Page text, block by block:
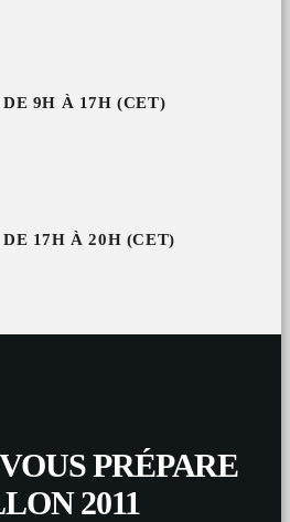
DE 9H À 17H (CET)
17H À 20H (CET)
PRÉPARE
2011